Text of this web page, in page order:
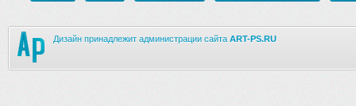
Дизайн принадлежит администрации сайта ART-PS.RU